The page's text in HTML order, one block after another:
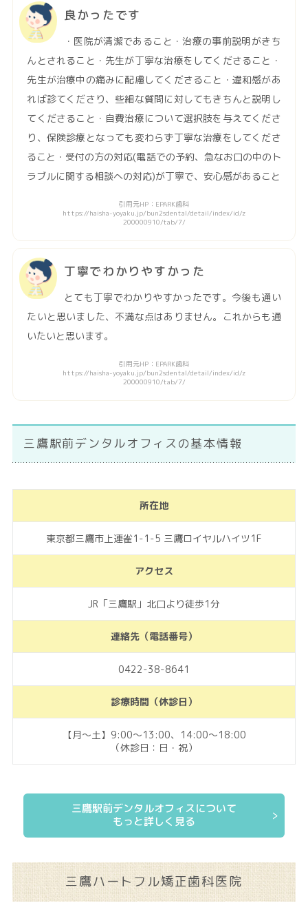
良かったです
・医院が清潔であること・治療の事前説明がきち
んとされること・先生が丁寧な治療をしてくださること・
先生が治療中の痛みに配慮してくださること・違和感があ
れば診てくださり、些細な質問に対してもきちんと説明し
てくださること・自費治療について選択肢を与えてくださ
り、保険診療となっても変わらず丁寧な治療をしてくださ
ること・受付の方の対応(電話での予約、急なお口の中のト
ラブルに関する相談への対応)が丁寧で、安心感があること
引用元HP：EPARK歯科
https://haisha-yoyaku.jp/bun2sdental/detail/index/id/z
200000910/tab/7/
丁寧でわかりやすかった
とても丁寧でわかりやすかったです。今後も通い
たいと思いました、不満な点はありません。これからも通
いたいと思います。
引用元HP：EPARK歯科
https://haisha-yoyaku.jp/bun2sdental/detail/index/id/z
200000910/tab/7/
三鷹駅前デンタルオフィスの基本情報
所在地
東京都三鷹市上連雀1-1-5 三鷹ロイヤルハイツ1F
アクセス
JR「三鷹駅」北口より徒歩1分
連絡先（電話番号）
0422-38-8641
診療時間（休診日）
【月～土】9:00～13:00、14:00～18:00
（休診日：日・祝）
三鷹駅前デンタルオフィスについて
もっと詳しく見る
三鷹ハートフル矯正歯科医院